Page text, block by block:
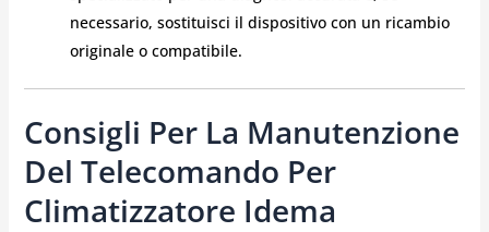
necessario, sostituisci il dispositivo con un ricambio
originale o compatibile.
Consigli Per La Manutenzione
Del Telecomando Per
Climatizzatore Idema